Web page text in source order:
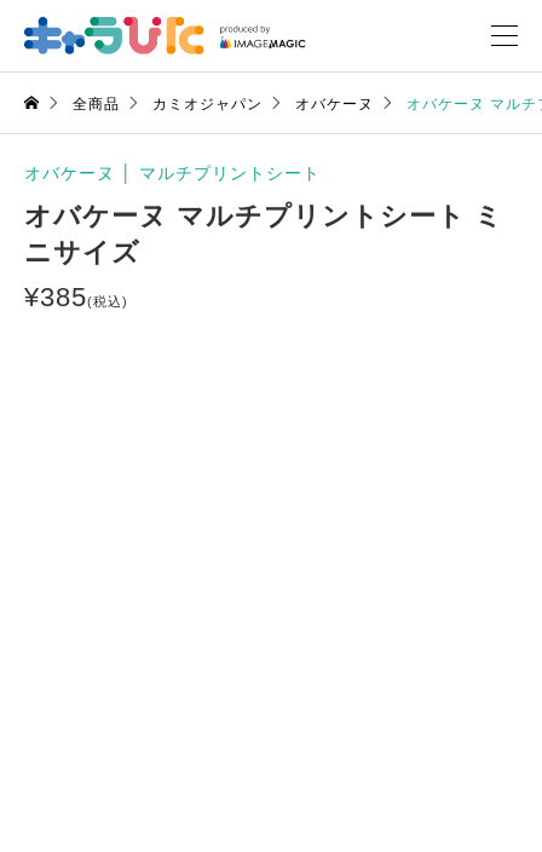
全商品 カミオジャパン オバケーヌ オバケーヌ マル
オバケーヌ マルチプリントシート
オバケーヌ マルチプリントシート ミ
ニサイズ
¥385(税込)